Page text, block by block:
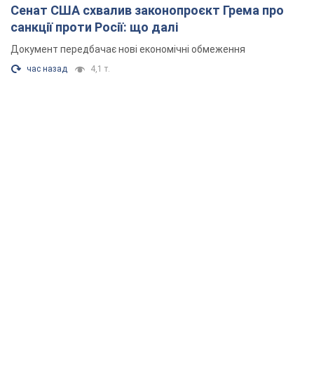
Сенат США схвалив законопроєкт Грема про
санкції проти Росії: що далі
Документ передбачає нові економічні обмеження
час назад 4,1 т.